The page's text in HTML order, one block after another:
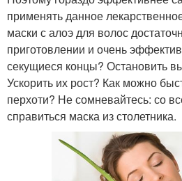
применять данное
маски с алоэ для волос
приготовлении и очень
секущиеся концы? Остановить
Ускорить их рост? Как можно
перхоти? Не сомневайтесь: со
справиться маска из столетника.